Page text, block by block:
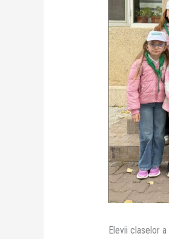
Elevii claselor